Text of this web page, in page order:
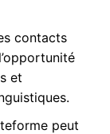
contacts
et
peut